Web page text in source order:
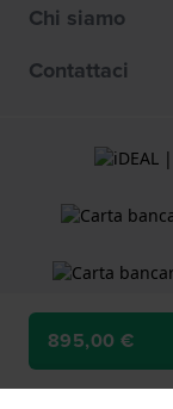
895,00 €
Chi siamo
Contattaci